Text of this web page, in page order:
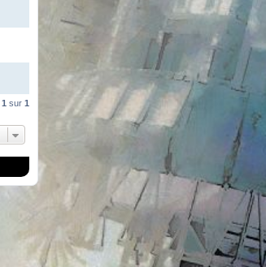
1 sur 1